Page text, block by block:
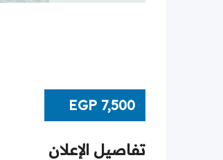
EGP 7,500
تفاصيل الإعلان